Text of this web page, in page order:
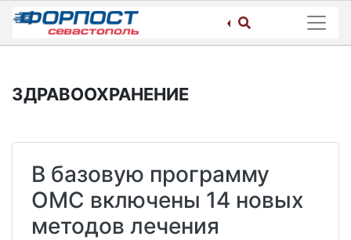
Skip
content
ЗДРАВООХРАНЕНИЕ
В базовую программу
ОМС включены 14 новых
методов лечения